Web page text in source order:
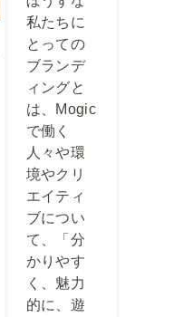
私たちに
とっての
ブランデ
ィングと
は、Mogic
で働く
人々や環
境やクリ
エイティ
ブについ
て、「分
かりやす
く、魅力
的に、遊